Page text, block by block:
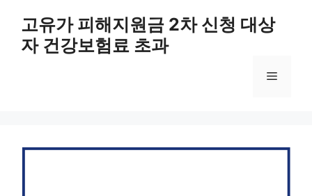
고유가 피해지원금 2차 신청 대상
자 건강보험료 초과
메